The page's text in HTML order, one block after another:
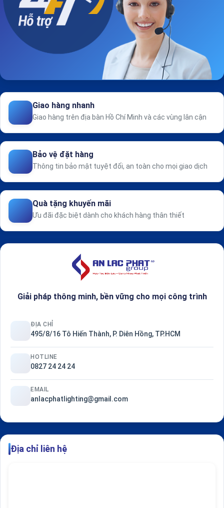
Giao hàng nhanh
Giao hàng trên địa bàn Hồ Chí Minh và các vùng lân cận
Bảo vệ đặt hàng
Thông tin bảo mật tuyệt đối, an toàn cho mọi giao dịch
Quà tặng khuyến mãi
Ưu đãi đặc biệt dành cho khách hàng thân thiết
Giải pháp thông minh, bền vững cho mọi công trình
ĐỊA CHỈ
495/8/16 Tô Hiến Thành, P. Diên Hồng, TP.HCM
HOTLINE
0827 24 24 24
EMAIL
anlacphatlighting@gmail.com
Địa chỉ liên hệ